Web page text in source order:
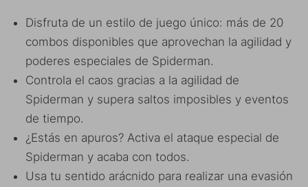
Disfruta de un estilo de juego único: más de 20
combos disponibles que aprovechan la agilidad y
poderes especiales de Spiderman.
Controla el caos gracias a la agilidad de
Spiderman y supera saltos imposibles y eventos
de tiempo.
¿Estás en apuros? Activa el ataque especial de
Spiderman y acaba con todos.
Usa tu sentido arácnido para realizar una evasión